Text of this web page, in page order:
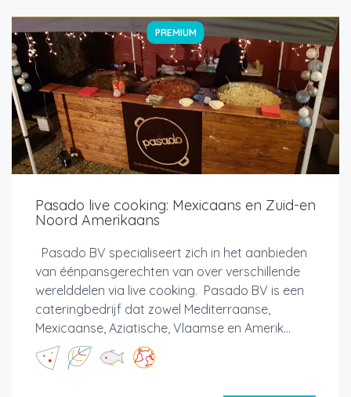
PREMIUM
Pasado live cooking: Mexicaans en Zuid-en
Noord Amerikaans
Pasado BV specialiseert zich in het aanbieden
van éénpansgerechten van over verschillende
werelddelen via live cooking. Pasado BV is een
cateringbedrijf dat zowel Mediterraanse,
Mexicaanse, Aziatische, Vlaamse en Amerik...